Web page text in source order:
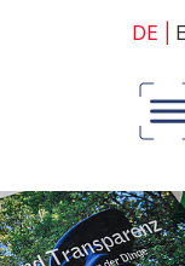
DE